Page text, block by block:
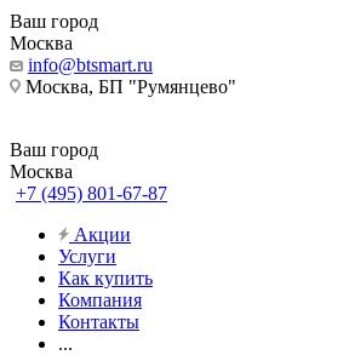
Ваш город
Москва
info@btsmart.ru
Москва, БП "Румянцево"
Ваш город
Москва
+7 (495) 801-67-87
Акции
Услуги
Как купить
Компания
Контакты
...